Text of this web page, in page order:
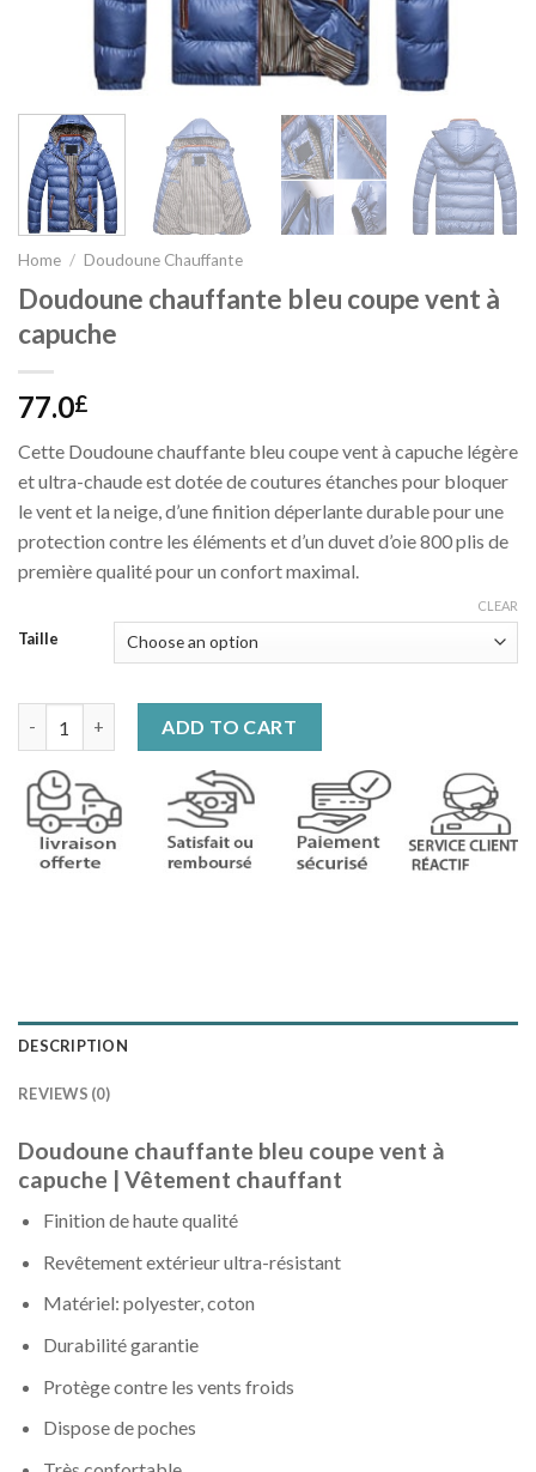
Home / Doudoune Chauffante
Doudoune chauffante bleu coupe vent à
capuche
77.0£
Cette Doudoune chauffante bleu coupe vent à capuche légère
et ultra-chaude est dotée de coutures étanches pour bloquer
le vent et la neige, d’une finition déperlante durable pour une
protection contre les éléments et d’un duvet d’oie 800 plis de
première qualité pour un confort maximal.
Taille
CLEAR
ADD TO CART
DESCRIPTION
REVIEWS (0)
Doudoune chauffante bleu coupe vent à
capuche | Vêtement chauffant
Finition de haute qualité
Revêtement extérieur ultra-résistant
Matériel: polyester, coton
Durabilité garantie
Protège contre les vents froids
Dispose de poches